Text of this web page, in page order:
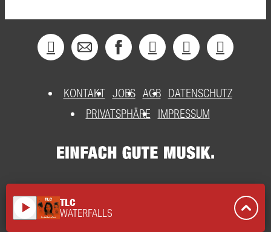
KONTAKT JOBS AGB DATENSCHUTZ
PRIVATSPHÄRE
IMPRESSUM
play_arrow TLC
WATERFALLS